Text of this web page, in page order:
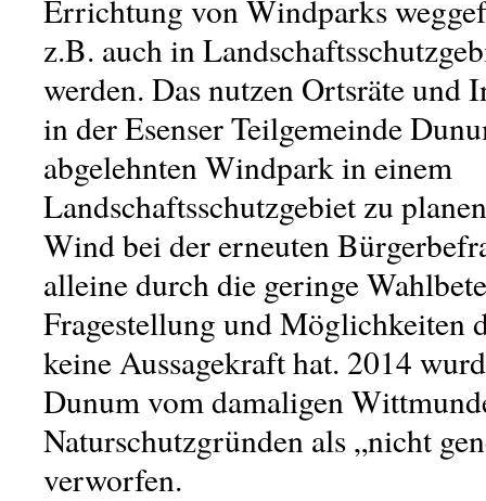
Errichtung von Windparks
z.B. auch in
werden. Das nutzen Ortsräte und
in der Esenser Teilgemeinde
abgelehnten Windpark in einem
Landschaftsschutzgebiet zu
Wind bei der erneuten
alleine durch die geringe
Fragestellung und Möglichkeiten
keine Aussagekraft hat. 2014
Dunum vom damaligen
Naturschutzgründen als „nicht
verworfen.